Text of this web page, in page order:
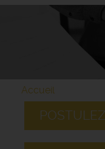
Accueil
POSTULEZ